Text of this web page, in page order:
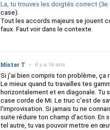
La, tu trouves les doigtés correct (3e
case).
Tout les accords majeurs se jouent
faux. Faut voir dans le contexte.
Mister T • il y a 16 ans
Si j'ai bien compris ton problème, ça
Le mieux quand tu travailles tes
horizontalement et en diagonale. Tu
case corde de Mi. Le truc c'est de
l'improvisation. Si jamais tu ne
suite réduire ton champ d'action. En
tel autre, tu vas pouvoir mettre en